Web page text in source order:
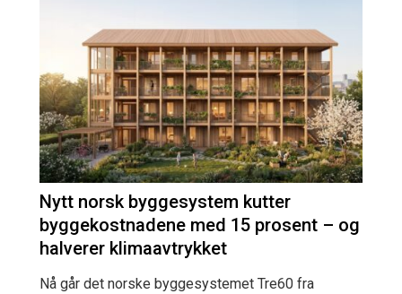
Nytt norsk byggesystem kutter
byggekostnadene med 15 prosent – og
halverer klimaavtrykket
Nå går det norske byggesystemet Tre60 fra